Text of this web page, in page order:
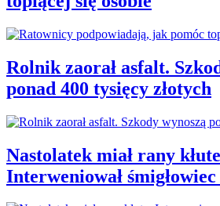
Rolnik zaorał asfalt.
ponad 400 tysięcy złotych
Nastolatek miał rany
Interweniował